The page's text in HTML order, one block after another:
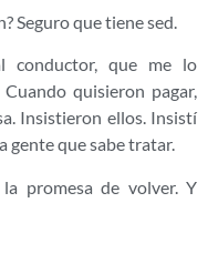
Seguro que tiene sed.
conductor, que me lo
quisieron pagar,
Insistieron ellos. Insistí
gente que sabe tratar.
promesa de volver. Y